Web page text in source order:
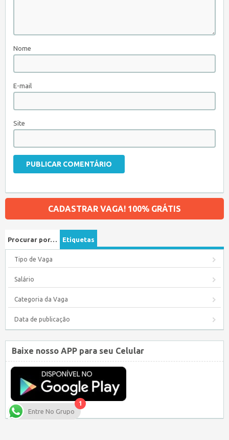
Nome
E-mail
Site
CADASTRAR VAGA! 100% GRÁTIS
Procurar por… Etiquetas
Tipo de Vaga
Salário
Categoria da Vaga
Data de publicação
Baixe nosso APP para seu Celular
1
Entre No Grupo